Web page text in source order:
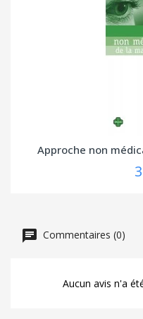
Approche non
Commentaires (0)
Aucun avis n'a